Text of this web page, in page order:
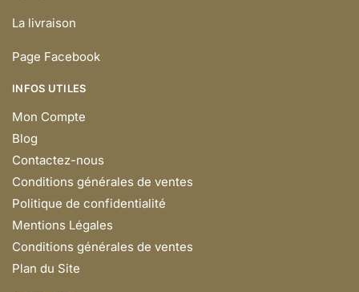
La livraison
Page Facebook
INFOS UTILES
Mon Compte
Blog
Contactez-nous
Conditions générales de ventes
Politique de confidentialité
Mentions Légales
Conditions générales de ventes
Plan du Site